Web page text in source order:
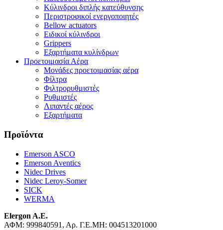
Κύλινδροι διπλής κατεύθυνσης
Περιστροφικοί ενεργοποιητές
Bellow actuators
Ειδικοί κύλινδροι
Grippers
Εξαρτήματα κυλίνδρων
Προετοιμασία Αέρα
Μονάδες προετοιμασίας αέρα
Φίλτρα
Φιλτρορυθμιστές
Ρυθμιστές
Λιπαντές αέρος
Εξαρτήματα
Προϊόντα
Emerson ASCO
Emerson Aventics
Nidec Drives
Nidec Leroy-Somer
SICK
WERMA
Elergon A.E.
ΑΦΜ: 999840591, Αρ. Γ.Ε.ΜΗ: 004513201000